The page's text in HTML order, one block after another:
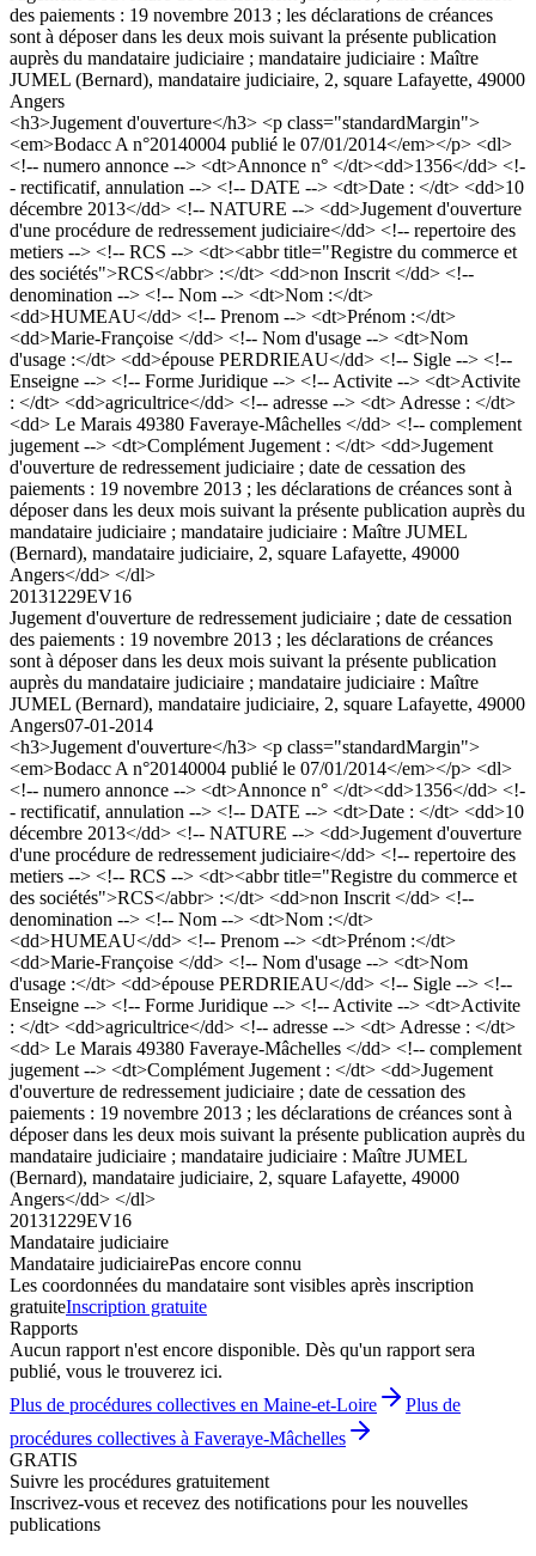
des paiements : 19 novembre 2013 ; les déclarations de créances
sont à déposer dans les deux mois suivant la présente publication
auprès du mandataire judiciaire ; mandataire judiciaire : Maître
JUMEL (Bernard), mandataire judiciaire, 2, square Lafayette, 49000
Angers
<h3>Jugement d'ouverture</h3> <p class="standardMargin">
<em>Bodacc A n°20140004 publié le 07/01/2014</em></p> <dl>
<!-- numero annonce --> <dt>Annonce n° </dt><dd>1356</dd> <!-
- rectificatif, annulation --> <!-- DATE --> <dt>Date : </dt> <dd>10
décembre 2013</dd> <!-- NATURE --> <dd>Jugement d'ouverture
d'une procédure de redressement judiciaire</dd> <!-- repertoire des
metiers --> <!-- RCS --> <dt><abbr title="Registre du commerce et
des sociétés">RCS</abbr> :</dt> <dd>non Inscrit </dd> <!--
denomination --> <!-- Nom --> <dt>Nom :</dt>
<dd>HUMEAU</dd> <!-- Prenom --> <dt>Prénom :</dt>
<dd>Marie-Françoise </dd> <!-- Nom d'usage --> <dt>Nom
d'usage :</dt> <dd>épouse PERDRIEAU</dd> <!-- Sigle --> <!--
Enseigne --> <!-- Forme Juridique --> <!-- Activite --> <dt>Activite
: </dt> <dd>agricultrice</dd> <!-- adresse --> <dt> Adresse : </dt>
<dd> Le Marais 49380 Faveraye-Mâchelles </dd> <!-- complement
jugement --> <dt>Complément Jugement : </dt> <dd>Jugement
d'ouverture de redressement judiciaire ; date de cessation des
paiements : 19 novembre 2013 ; les déclarations de créances sont à
déposer dans les deux mois suivant la présente publication auprès du
mandataire judiciaire ; mandataire judiciaire : Maître JUMEL
(Bernard), mandataire judiciaire, 2, square Lafayette, 49000
Angers</dd> </dl>
20131229EV16
Jugement d'ouverture de redressement judiciaire ; date de cessation
des paiements : 19 novembre 2013 ; les déclarations de créances
sont à déposer dans les deux mois suivant la présente publication
auprès du mandataire judiciaire ; mandataire judiciaire : Maître
JUMEL (Bernard), mandataire judiciaire, 2, square Lafayette, 49000
Angers07-01-2014
<h3>Jugement d'ouverture</h3> <p class="standardMargin">
<em>Bodacc A n°20140004 publié le 07/01/2014</em></p> <dl>
<!-- numero annonce --> <dt>Annonce n° </dt><dd>1356</dd> <!-
- rectificatif, annulation --> <!-- DATE --> <dt>Date : </dt> <dd>10
décembre 2013</dd> <!-- NATURE --> <dd>Jugement d'ouverture
d'une procédure de redressement judiciaire</dd> <!-- repertoire des
metiers --> <!-- RCS --> <dt><abbr title="Registre du commerce et
des sociétés">RCS</abbr> :</dt> <dd>non Inscrit </dd> <!--
denomination --> <!-- Nom --> <dt>Nom :</dt>
<dd>HUMEAU</dd> <!-- Prenom --> <dt>Prénom :</dt>
<dd>Marie-Françoise </dd> <!-- Nom d'usage --> <dt>Nom
d'usage :</dt> <dd>épouse PERDRIEAU</dd> <!-- Sigle --> <!--
Enseigne --> <!-- Forme Juridique --> <!-- Activite --> <dt>Activite
: </dt> <dd>agricultrice</dd> <!-- adresse --> <dt> Adresse : </dt>
<dd> Le Marais 49380 Faveraye-Mâchelles </dd> <!-- complement
jugement --> <dt>Complément Jugement : </dt> <dd>Jugement
d'ouverture de redressement judiciaire ; date de cessation des
paiements : 19 novembre 2013 ; les déclarations de créances sont à
déposer dans les deux mois suivant la présente publication auprès du
mandataire judiciaire ; mandataire judiciaire : Maître JUMEL
(Bernard), mandataire judiciaire, 2, square Lafayette, 49000
Angers</dd> </dl>
20131229EV16
Mandataire judiciaire
Mandataire judiciairePas encore connu
Les coordonnées du mandataire sont visibles après inscription
gratuiteInscription gratuite
Rapports
Aucun rapport n'est encore disponible. Dès qu'un rapport sera
publié, vous le trouverez ici.
Plus de procédures collectives en Maine-et-Loire
Plus de
procédures collectives à Faveraye-Mâchelles
GRATIS
Suivre les procédures gratuitement
Inscrivez-vous et recevez des notifications pour les nouvelles
publications